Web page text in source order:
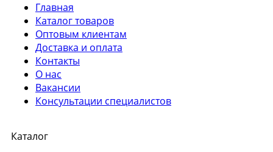
Главная
Каталог товаров
Оптовым клиентам
Доставка и оплата
Контакты
О нас
Вакансии
Консультации специалистов
Каталог